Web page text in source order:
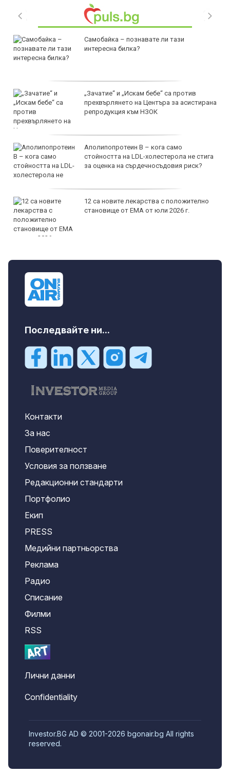
Самобайка – познавате ли тази
интересна билка?
„Зачатие“ и „Искам бебе“ са против
прехвърлянето на Центъра за асистирана
репродукция към НЗОК
Аполипопротеин B – кога само
стойността на LDL-холестерола не стига
за оценка на сърдечносъдовия риск?
12 са новите лекарства с положително
становище от ЕМА от юли 2026 г.
Последвайте ни...
Контакти
За нас
Поверителност
Условия за ползване
Редакционни стандарти
Портфолио
Екип
PRESS
Медийни партньорства
Реклама
Радио
Списание
Филми
RSS
Лични данни
Confidentiality
Investor.BG AD © 2001-2026 bgonair.bg All rights
reserved.